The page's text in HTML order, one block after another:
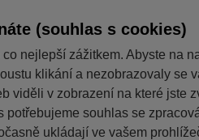
(souhlas s cookies)
nejlepší zážitkem. Abyste na
klikání a nezobrazovaly se
viděli v zobrazení na které jste
potřebujeme souhlas se
ukládají ve vašem